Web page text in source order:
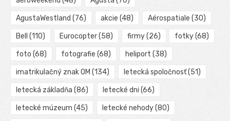
AgustaWestland (76) akcie (48) Aérospatiale (30)
Bell (110) Eurocopter(58) firmy(26) fotky(68)
foto (68) fotografie (68) heliport (38)
imatrikulačný znak OM (134) letecká spoločnosť(51)
letecká základňa (86) letecké dni (66)
letecké múzeum (45) letecké nehody(80)